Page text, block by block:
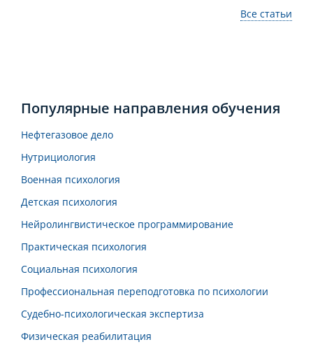
Все статьи
Популярные направления обучения
Нефтегазовое дело
Нутрициология
Военная психология
Детская психология
Нейролингвистическое программирование
Практическая психология
Социальная психология
Профессиональная переподготовка по психологии
Судебно-психологическая экспертиза
Физическая реабилитация